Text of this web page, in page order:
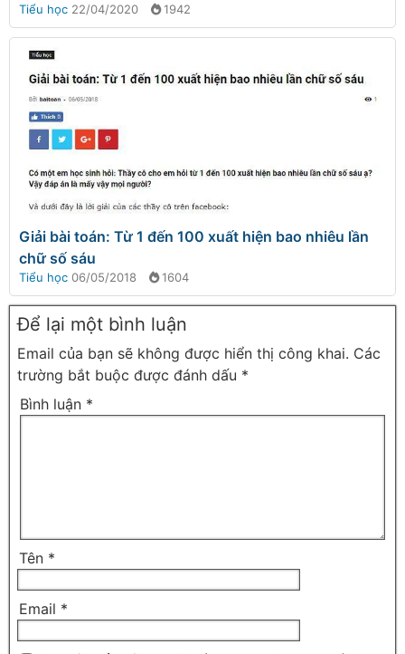
Tiểu học 22/04/2020 1942
Giải bài toán: Từ 1 đến 100 xuất hiện bao nhiêu lần
chữ số sáu
Tiểu học 06/05/2018 1604
Để lại một bình luận
Email của bạn sẽ không được hiển thị công khai. Các
trường bắt buộc được đánh dấu *
Bình luận *
Tên *
Email *